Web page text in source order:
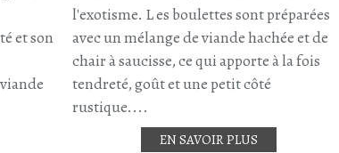
BOEUF HACHÉ
PORC
CHAIR À SAUCISSE
POIVRON ROUGE
et son
l'exotisme. L es boulettes sont préparées
avec un mélange de viande hachée et de
chair à saucisse, ce qui apporte à la fois
tendreté, goût et une petit côté
rustique....
EN SAVOIR PLUS